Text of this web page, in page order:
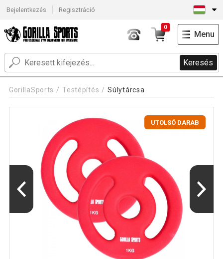
Bejelentkezés Regisztráció
Keresés
0
Menu
GorillaSports Testépítés Súlytárcsa
UTOLSÓ DARAB